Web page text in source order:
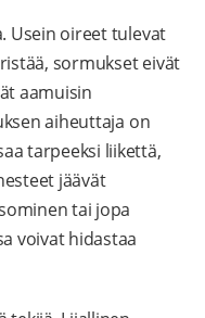
Usein oireet tulevat
sormukset eivät
aamuisin
aiheuttaja on
tarpeeksi liikettä,
jäävät
tai jopa
voivat hidastaa